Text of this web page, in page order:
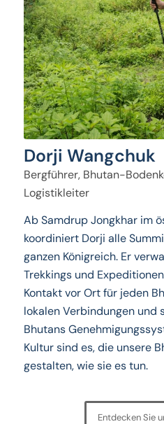
Dorji Wangchuk
Bergführer, Bhutan-
Logistikleiter
Ab Samdrup Jongkhar im
koordiniert Dorji alle
ganzen Königreich. Er
Trekkings und
Kontakt vor Ort für jeden
lokalen Verbindungen und
Bhutans
Kultur sind es, die unsere
gestalten, wie sie es tun.
Entdecken Sie